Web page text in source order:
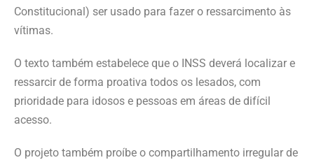
Constitucional) ser usado para fazer o ressarcimento às
vítimas.
O texto também estabelece que o INSS deverá localizar e
ressarcir de forma proativa todos os lesados, com
prioridade para idosos e pessoas em áreas de difícil
acesso.
O projeto também proíbe o compartilhamento irregular de